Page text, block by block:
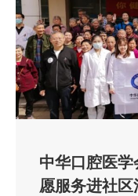
中华口腔医学
愿服务进社区